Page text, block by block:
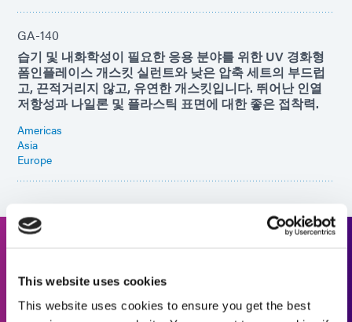
This website uses cookies
This website uses cookies to ensure you get the best
GA-140
습기 및 내화학성이 필요한 응용 분야를 위한 UV 경화형
폼인플레이스 개스킷 실런트와 낮은 압축 세트의 부드럽
고, 끈적거리지 않고, 유연한 개스킷입니다. 뛰어난 인열
저항성과 나일론 및 플라스틱 표면에 대한 좋은 접착력.
Americas
Asia
Europe
사용하세요.